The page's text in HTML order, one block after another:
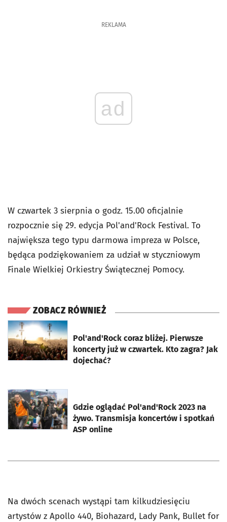
REKLAMA
ad
W czwartek 3 sierpnia o godz. 15.00 oficjalnie
rozpocznie się 29. edycja Pol'and'Rock Festival. To
największa tego typu darmowa impreza w Polsce,
będąca podziękowaniem za udział w styczniowym
Finale Wielkiej Orkiestry Świątecznej Pomocy.
ZOBACZ RÓWNIEŻ
Pol'and'Rock coraz bliżej. Pierwsze
koncerty już w czwartek. Kto zagra? Jak
dojechać?
otworzy się w nowej karcie
Gdzie oglądać Pol'and'Rock 2023 na
żywo. Transmisja koncertów i spotkań
ASP online
otworzy się w nowej karcie
Na dwóch scenach wystąpi tam kilkudziesięciu
artystów z Apollo 440, Biohazard, Lady Pank, Bullet for